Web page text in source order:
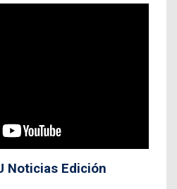
Noticias Edición